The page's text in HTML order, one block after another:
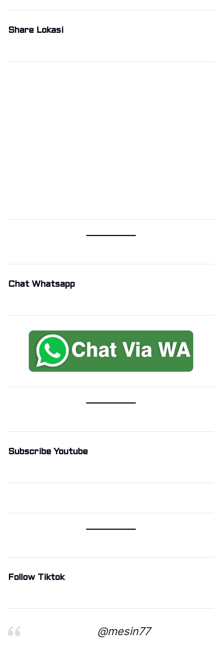
Share Lokasi
Chat Whatsapp
Subscribe Youtube
Follow Tiktok
@mesin77